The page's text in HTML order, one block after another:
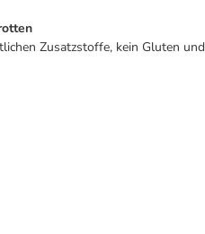
Zusatzstoffe, kein Gluten und